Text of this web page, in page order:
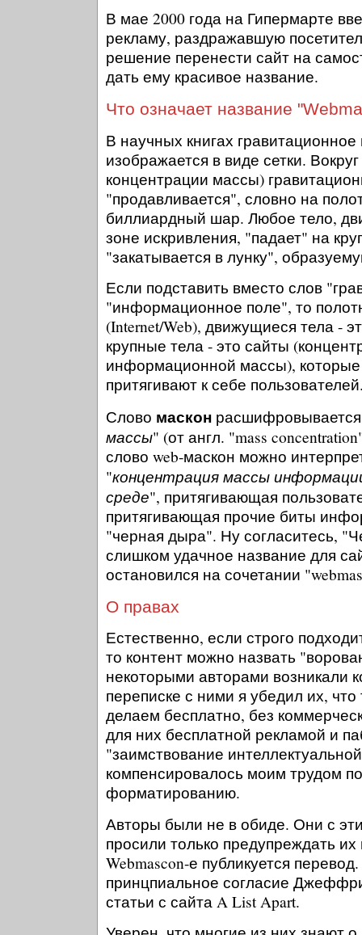
В мае 2000 года на Гипермарте
рекламу, раздражавшую
решение перенести сайт на
дать ему красивое название.
Что означает название
В научных книгах гравитационное
изображается в виде сетки.
концентрации массы)
"продавливается", словно на
биллиардный шар. Любое тело,
зоне искривления, "падает" на
"закатывается в лунку",
Если подставить вместо слов
"информационное поле", то
(Internet/Web), движущиеся тела -
крупные тела - это сайты
информационной массы), которые
притягивают к себе
Слово маскон расшифровывается
массы" (от англ. "mass
слово web-маскон можно
"концентрация массы
среде", притягивающая
притягивающая прочие биты
"черная дыра". Ну согласитесь,
слишком удачное название для
остановился на сочетании
О правах
Естественно, если строго
то контент можно назвать
некоторыми авторами возникали
переписке с ними я убедил их,
делаем бесплатно, без
для них бесплатной рекламой и
"заимствование
компенсировалось моим трудом
форматированию.
Авторы были не в обиде. Они с
просили только предупреждать их
Webmascon-е публикуется
принцпиальное согласие
статьи с сайта A List Apart.